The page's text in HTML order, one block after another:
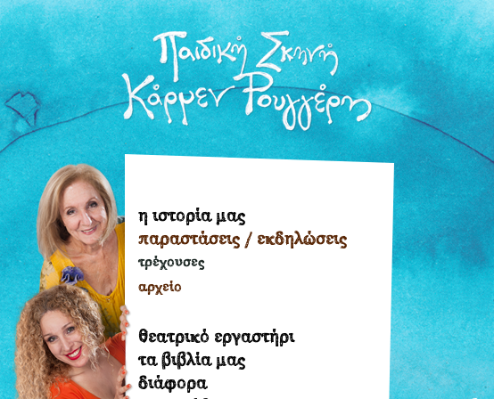
η ιστορία μας
παραστάσεις / εκδηλώσεις
τρέχουσες
αρχείο
θεατρικό εργαστήρι
τα βιβλία μας
διάφορα
η
ιστορία
μας
παραστάσεις
/
εκδηλώσεις
τρέχουσες
αρχείο